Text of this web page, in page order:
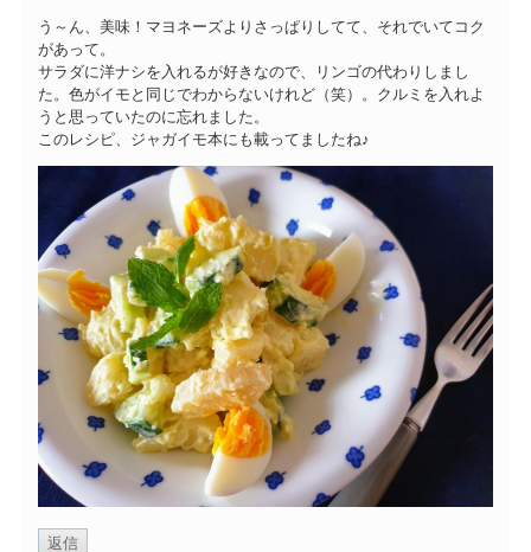
う～ん、美味！マヨネーズよりさっぱりしてて、それでいてコク
があって。
サラダに洋ナシを入れるが好きなので、リンゴの代わりしまし
た。色がイモと同じでわからないけれど（笑）。クルミを入れよ
うと思っていたのに忘れました。
このレシピ、ジャガイモ本にも載ってましたね♪
返信